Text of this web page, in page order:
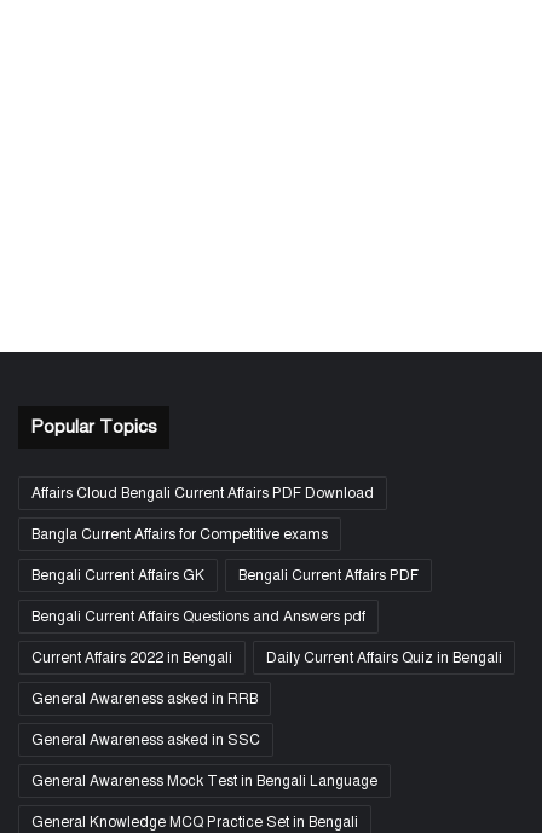
Popular Topics
Affairs Cloud Bengali Current Affairs PDF Download
Bangla Current Affairs for Competitive exams
Bengali Current Affairs GK Bengali Current Affairs PDF
Bengali Current Affairs Questions and Answers pdf
Current Affairs 2022 in Bengali Daily Current Affairs Quiz in Bengali
General Awareness asked in RRB
General Awareness asked in SSC
General Awareness Mock Test in Bengali Language
General Knowledge MCQ Practice Set in Bengali